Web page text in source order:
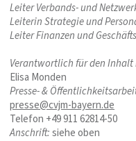
Leiter Verbands- und
Leiterin Strategie und
Leiter Finanzen und
Verantwortlich für den Inhalt
Elisa Monden
Presse- &
presse@cvjm-bayern.de
Telefon +49 911 62814-50
Anschrift:siehe oben